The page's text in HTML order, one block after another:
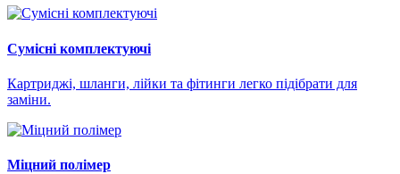
Сумісні комплектуючі
Картриджі, шланги, лійки та фітинги легко підібрати для
заміни.
Міцний полімер